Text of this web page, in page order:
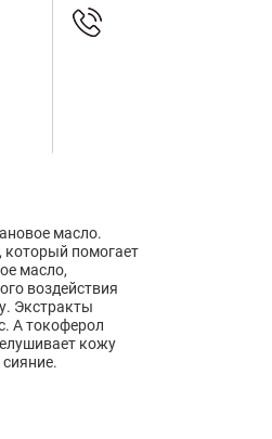
масло.
который помогает
масло,
воздействия
Экстракты
А токоферол
кожу